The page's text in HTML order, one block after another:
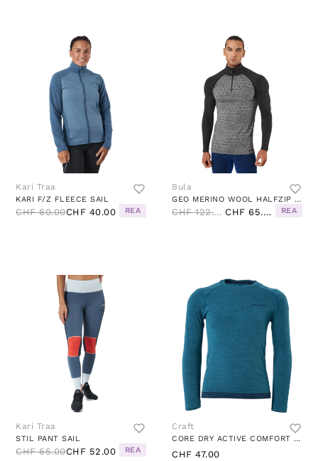
Kari Traa
KARI F/Z FLEECE SAIL
CHF 60.00CHF 40.00 REA
Bula
GEO MERINO WOOL HALFZIP DGREY
CHF 122.00 CHF 65.00 REA
Kari Traa
STIL PANT SAIL
CHF 65.00CHF 52.00 REA
Craft
CORE DRY ACTIVE COMFORT LS JR UNIVERSE
CHF 47.00